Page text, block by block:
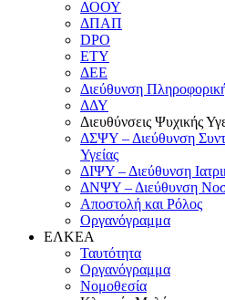
ΔΟΟΥ
ΔΠΑΠ
DPO
ΕΤΥ
ΔΕΕ
Διεύθυνση
ΔΔΥ
Διευθύνσεις Ψυχικής
ΔΣΨΥ – Διεύθυνση
Υγείας
ΔΙΨΥ – Διεύθυνση
ΔΝΨΥ – Διεύθυνση
Αποστολή και Ρόλος
Οργανόγραμμα
ΕΛΚΕΑ
Ταυτότητα
Οργανόγραμμα
Νομοθεσία